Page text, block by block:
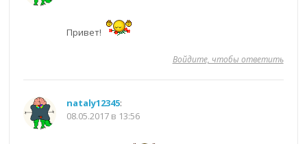
Привет!
Войдите, чтобы ответить
nataly12345:
08.05.2017 в 13:56